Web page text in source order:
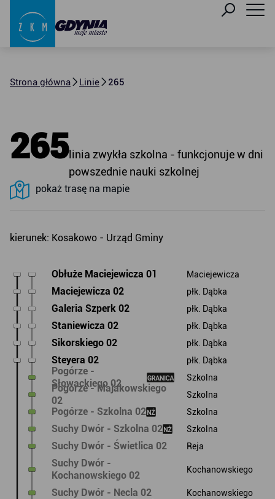
Strona główna Linie 265